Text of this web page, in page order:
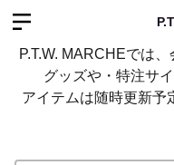
P.T.W. MARCHEでは
グッズや・特注サ
アイテムは随時更新予